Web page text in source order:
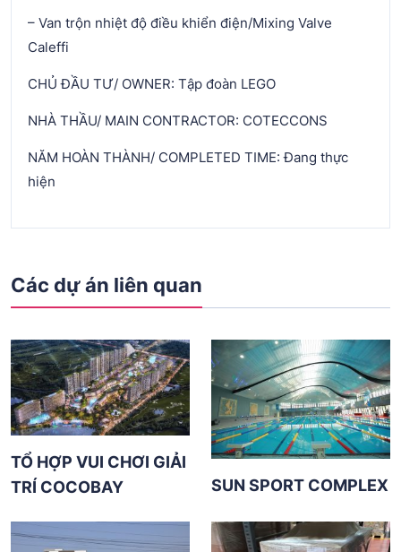
– Van trộn nhiệt độ điều khiển điện/Mixing Valve
Caleffi
CHỦ ĐẦU TƯ/ OWNER: Tập đoàn LEGO
NHÀ THẦU/ MAIN CONTRACTOR: COTECCONS
NĂM HOÀN THÀNH/ COMPLETED TIME: Đang thực
hiện
Các dự án liên quan
TỔ HỢP VUI CHƠI GIẢI
TRÍ COCOBAY
SUN SPORT COMPLEX